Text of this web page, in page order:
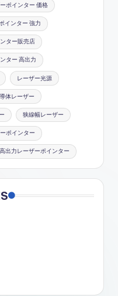
ポインター 価格
インター 強力
ター販売店
ター 高出力
レーザー光源
体レーザー
狭線幅レーザー
ポインター
高出力レーザーポインター